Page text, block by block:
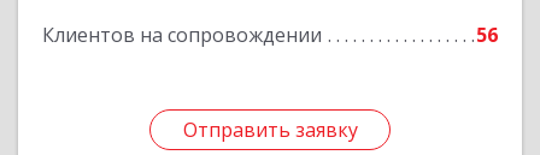
Клиентов на сопровождении 56
Отправить заявку
Отправить заявку